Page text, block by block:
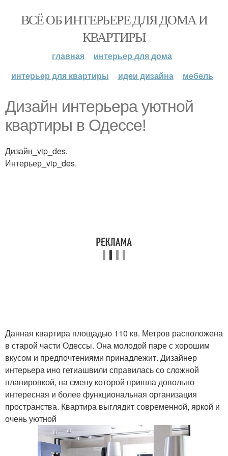
ВСЁ ОБ ИНТЕРЬЕРЕ ДЛЯ ДОМА И
КВАРТИРЫ
главная
интерьер для дома
интерьер для квартиры
идеи дизайна мебель
Дизайн интерьера уютной
квартиры в Одессе!
Дизайн_vip_des.
Интерьер_vip_des.
Данная квартира площадью 110 кв. Метров расположена
в старой части Одессы. Она молодой паре с хорошим
вкусом и предпочтениями принадлежит. Дизайнер
интерьера ино гетиашвили справилась со сложной
планировкой, на смену которой пришла довольно
интересная и более функциональная организация
пространства. Квартира выглядит современной, яркой и
очень уютной